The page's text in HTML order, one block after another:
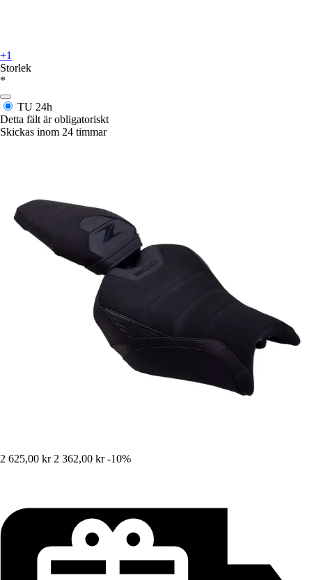
+1
Storlek
*
TU 24h
Detta fält är obligatoriskt
Skickas inom 24 timmar
2 625,00 kr 2 362,00 kr -10%